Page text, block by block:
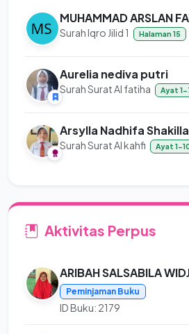
MUHAMMAD ARSLAN
Surah Iqro Jilid 1 Halaman 15
Aurelia nediva putri
Surah Surat Al fatiha Ayat 1-
Arsylla Nadhifa Shakilla
Surah Surat Al kahfi Ayat 1-
Aktivitas Perpus
ARIBAH SALSABILA
Peminjaman Buku
ID Buku: 2179